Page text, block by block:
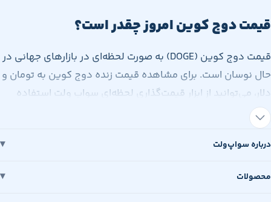
دوج کوین امروز چقدر است؟
قیمت دوج کوین (DOGE) به صورت لحظه‌ای در بازارهای جهانی در
است. برای مشاهده قیمت زنده دوج کوین به تومان و
می‌توانید از ابزار قیمت‌گذاری لحظه‌ای سواپ ولت استفاده
نرخ تبدیل دوج کوین به تومان بر اساس قیمت جهانی
DOGE و نرخ دلار در بازار ایران محاسبه می‌شود. به عنوان مثال، اگر
تغییر می‌کند و پیگیری آن از طریق صرافی‌های معتبر
سواپ‌ولت